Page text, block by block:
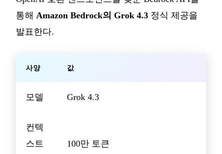
통해 Amazon Bedrock의 Grok 4.3 정식 제공을
발표한다.
사양 값
모델 Grok 4.3
컨텍
스트
100만 토큰